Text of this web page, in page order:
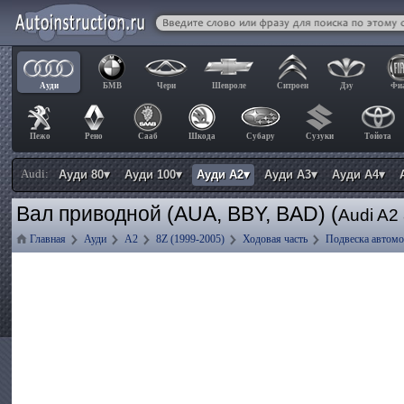
Ауди БМВ Чери Шевроле Ситроен Дэу
Пежо Рено Сааб Шкода Субару Сузуки Тойота
Audi: Ауди 80▾ Ауди 100▾ Ауди А2▾ Ауди А3▾ Ауди А4▾
Вал приводной (AUA, BBY, BAD) (Audi A2
Главная Ауди А2 8Z (1999-2005) Ходовая часть Подвеска